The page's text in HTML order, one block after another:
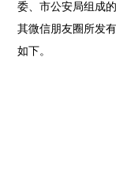
委、市公安局组成
其微信朋友圈所发
如下。 ​​​​